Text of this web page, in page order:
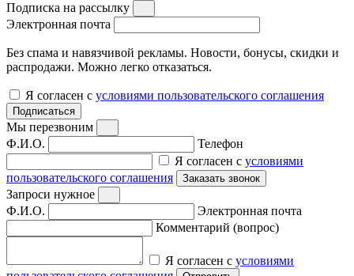
Подписка на рассылку
Электронная почта
Без спама и навязчивой рекламы. Новости, бонусы, скидки и
распродажи. Можно легко отказаться.
Я согласен с условиями пользовательского соглашения
Подписаться
Мы перезвоним
Ф.И.О.
Телефон
Я согласен с условиями
пользовательского соглашения
Заказать звонок
Запроси нужное
Ф.И.О.
Электронная почта
Комментарий (вопрос)
Я согласен с условиями